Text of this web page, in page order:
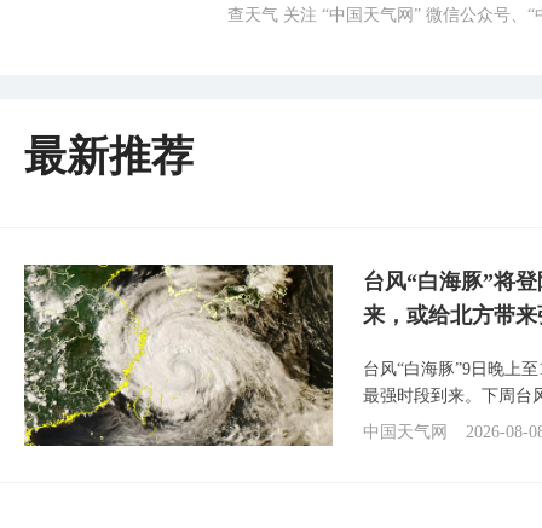
查天气 关注 “中国天气网” 微信公众号、
最新推荐
台风“白海豚”将
来，或给北方带
台风“白海豚”9日晚上
最强时段到来。下周台
中国天气网
2026-08-